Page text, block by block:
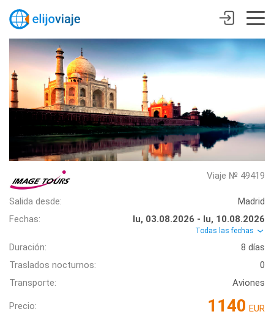
Viaje № 49419
Salida desde:
Madrid
Fechas:
lu, 03.08.2026 - lu, 10.08.2026
Todas las fechas
Duración:
8 días
Traslados nocturnos:
0
Transporte:
Aviones
Precio: 1140 EUR